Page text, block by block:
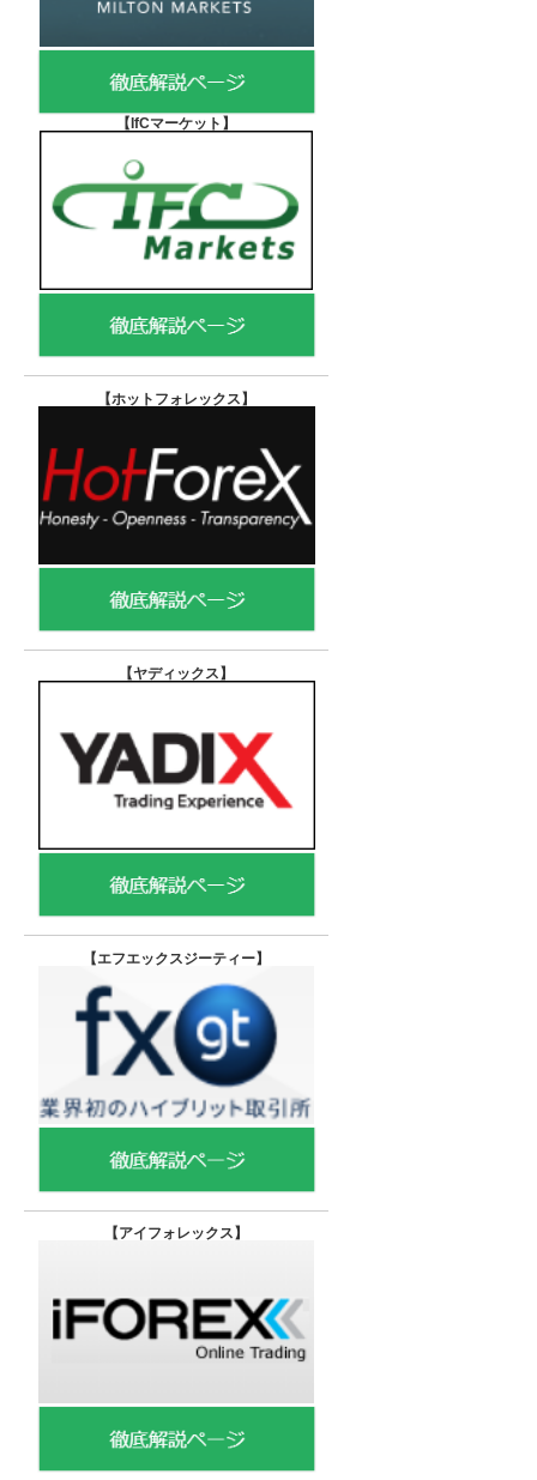
【IfCマーケット 】
【ホットフォレックス 】
【ヤディックス 】
【エフエックスジーティー】
【アイフォレックス】